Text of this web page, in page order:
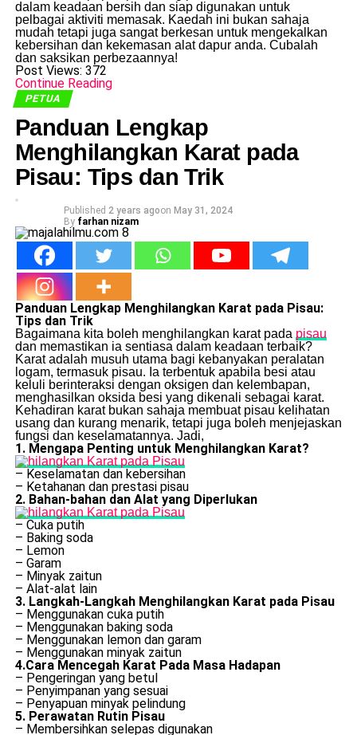
dalam keadaan bersih dan siap digunakan untuk
pelbagai aktiviti memasak. Kaedah ini bukan sahaja
mudah tetapi juga sangat berkesan untuk mengekalkan
kebersihan dan kekemasan alat dapur anda. Cubalah
dan saksikan perbezaannya!
Post Views: 372
Continue Reading
PETUA
Panduan Lengkap
Menghilangkan Karat pada
Pisau: Tips dan Trik
Published 2 years agoon May 31, 2024
By farhan nizam
Panduan Lengkap Menghilangkan Karat pada Pisau:
Tips dan Trik
Bagaimana kita boleh menghilangkan karat pada pisau
dan memastikan ia sentiasa dalam keadaan terbaik?
Karat adalah musuh utama bagi kebanyakan peralatan
logam, termasuk pisau. Ia terbentuk apabila besi atau
keluli berinteraksi dengan oksigen dan kelembapan,
menghasilkan oksida besi yang dikenali sebagai karat.
Kehadiran karat bukan sahaja membuat pisau kelihatan
usang dan kurang menarik, tetapi juga boleh menjejaskan
fungsi dan keselamatannya. Jadi,
1. Mengapa Penting untuk Menghilangkan Karat?
– Keselamatan dan kebersihan
– Ketahanan dan prestasi pisau
2. Bahan-bahan dan Alat yang Diperlukan
– Cuka putih
– Baking soda
– Lemon
– Garam
– Minyak zaitun
– Alat-alat lain
3. Langkah-Langkah Menghilangkan Karat pada Pisau
– Menggunakan cuka putih
– Menggunakan baking soda
– Menggunakan lemon dan garam
– Menggunakan minyak zaitun
4.Cara Mencegah Karat Pada Masa Hadapan
– Pengeringan yang betul
– Penyimpanan yang sesuai
– Penyapuan minyak pelindung
5. Perawatan Rutin Pisau
– Membersihkan selepas digunakan